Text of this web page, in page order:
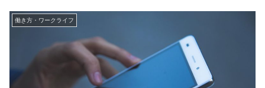
働き方・ワークライフ